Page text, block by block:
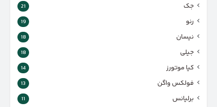
جک 21
رنو 19
نیسان 18
جیلی 18
کیا موتورز 14
فولکس واگن 13
برلیانس 11